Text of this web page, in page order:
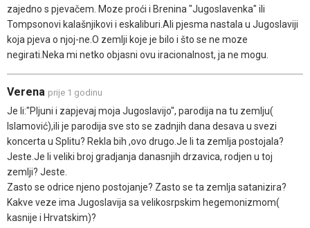
zajedno s pjevačem. Moze proći i Brenina "Jugoslavenka" ili
Tompsonovi kalašnjikovi i eskaliburi.Ali pjesma nastala u Jugoslaviji
koja pjeva o njoj-ne.O zemlji koje je bilo i što se ne moze
negirati.Neka mi netko objasni ovu iracionalnost, ja ne mogu.
Verena prije 1 godinu
Je li:"Pljuni i zapjevaj moja Jugoslavijo", parodija na tu zemlju(
Islamović),ili je parodija sve sto se zadnjih dana desava u svezi
koncerta u Splitu? Rekla bih ,ovo drugo.Je li ta zemlja postojala?
Jeste.Je li veliki broj gradjanja danasnjih drzavica, rodjen u toj
zemlji? Jeste.
Zasto se odrice njeno postojanje? Zasto se ta zemlja satanizira?
Kakve veze ima Jugoslavija sa velikosrpskim hegemonizmom(
kasnije i Hrvatskim)?